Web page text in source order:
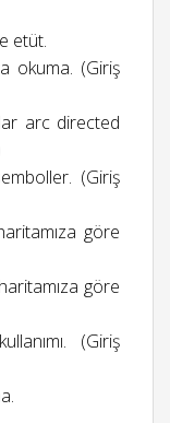
etüt.
okuma. (Giriş
arc directed
(Giriş
göre
göre
(Giriş